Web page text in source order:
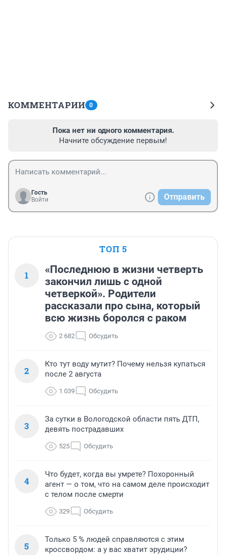
КОММЕНТАРИИ 0
Пока нет ни одного комментария.
Начните обсуждение первым!
Гость
Войти
Отправить
ТОП 5
1
«Последнюю в жизни четверть
закончил лишь с одной
четверкой». Родители
рассказали про сына, который
всю жизнь боролся с раком
2 682 Обсудить
2
Кто тут воду мутит? Почему нельзя купаться
после 2 августа
1 039 Обсудить
3
За сутки в Вологодской области пять ДТП,
девять пострадавших
525 Обсудить
4
Что будет, когда вы умрете? Похоронный
агент — о том, что на самом деле происходит
с телом после смерти
329 Обсудить
5
Только 5 % людей справляются с этим
кроссвордом: а у вас хватит эрудиции?